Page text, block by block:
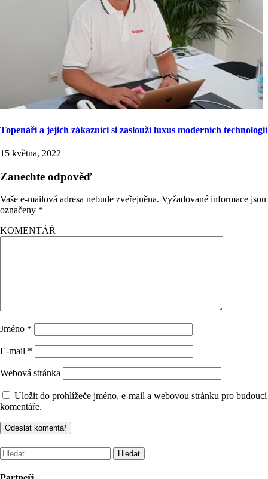
Topenáři a jejich zákazníci si zaslouží luxus moderních technologií
15 května, 2022
Zanechte odpověď
Vaše e-mailová adresa nebude zveřejněna. Vyžadované informace jsou
označeny *
KOMENTÁŘ
Jméno *
E-mail *
Webová stránka
Uložit do prohlížeče jméno, e-mail a webovou stránku pro budoucí
komentáře.
Vyhledávání